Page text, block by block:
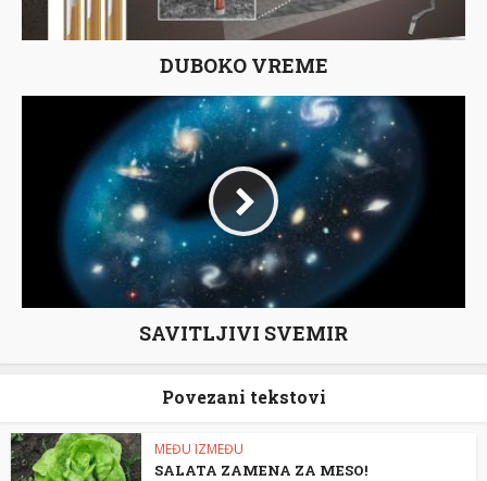
DUBOKO VREME
SAVITLJIVI SVEMIR
Povezani tekstovi
MEĐU IZMEĐU
SALATA ZAMENA ZA MESO!